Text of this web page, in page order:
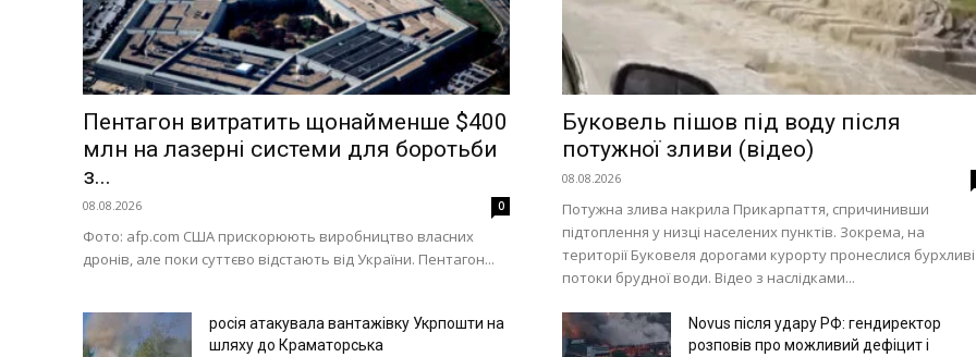
Пентагон витратить щонайменше $400
млн на лазерні системи для боротьби
з...
08.08.2026 0
Фото: afp.com США прискорюють виробництво власних
дронів, але поки суттєво відстають від України. Пентагон...
Буковель пішов під воду після
потужної зливи (відео)
08.08.2026
Потужна злива накрила Прикарпаття, спричинивши
підтоплення у низці населених пунктів. Зокрема, на
території Буковеля дорогами курорту пронеслися бурхливі
потоки брудної води. Відео з наслідками...
росія атакувала вантажівку Укрпошти на
шляху до Краматорська
Novus після удару РФ: гендиректор
розповів про можливий дефіцит і